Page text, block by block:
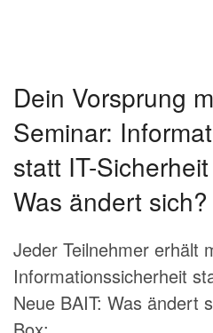
Dein Vorsprung
Seminar:
statt IT-
Was ändert sich?
Jeder Teilnehmer erhält
Informationssicherheit
Neue BAIT: Was ändert